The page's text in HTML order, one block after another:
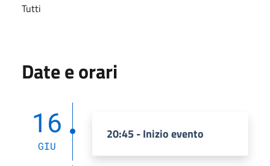
Tutti
Date e orari
16
GIU
20:45 - Inizio evento